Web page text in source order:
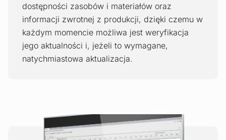
dostępności zasobów i materiałów oraz
informacji zwrotnej z produkcji, dzięki czemu w
każdym momencie możliwa jest weryfikacja
jego aktualności i, jeżeli to wymagane,
natychmiastowa aktualizacja.